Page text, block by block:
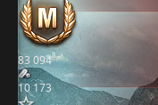
83 094
10 173